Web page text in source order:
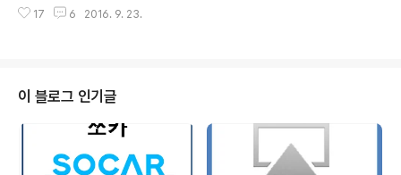
가정하면, 216,000 Satos..
기시아코인이 클라우스 서비스 처럼 하드디스크 공간을 빌
g(호스팅)이라는 명칭을 사용 합니다. Hosting 버튼을 클
릭해보니, 50,000 SC가 있어야 한다고 하네요. 일종의
서비스 제공자로 참여하기 위한 보증금의 명목인것 같 습
Wallet에서 만든 주소로 송금을 했습니다. 아래 그림은 폴
17 6 2016. 9. 23.
이 블로그 인기글